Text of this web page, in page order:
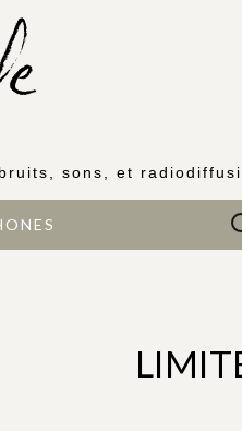
bruits, sons, et